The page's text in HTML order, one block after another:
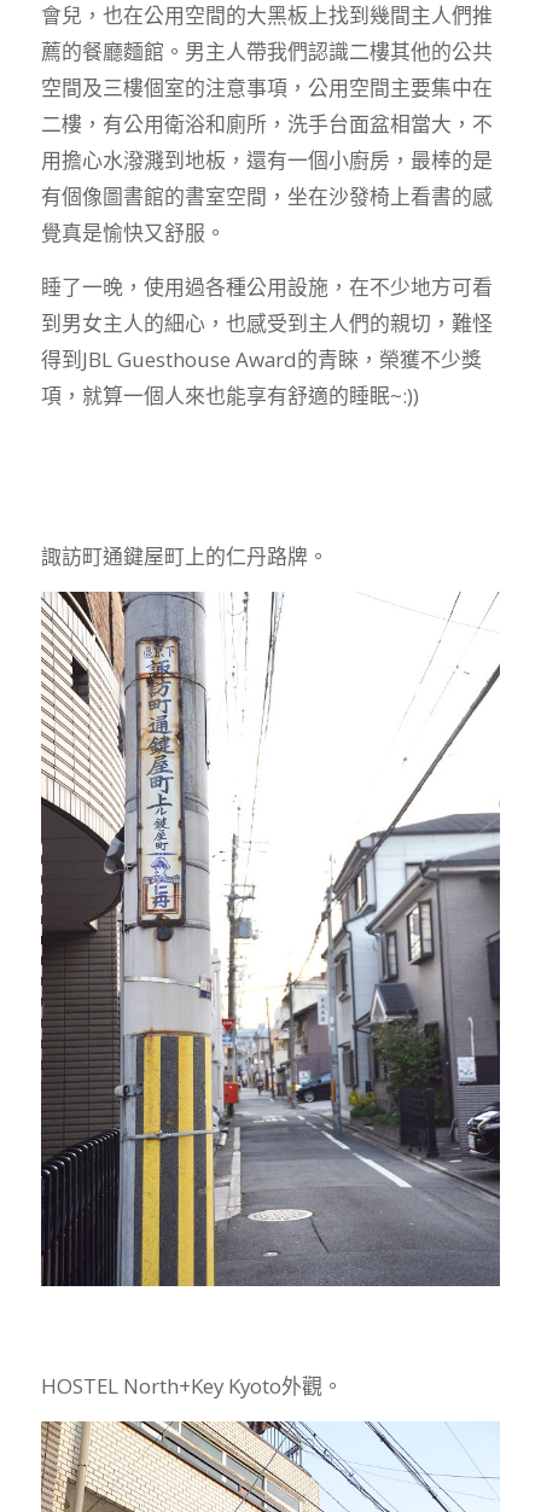
會兒，也在公用空間的大黑板上找到幾間主人們推
薦的餐廳麵館。男主人帶我們認識二樓其他的公共
空間及三樓個室的注意事項，公用空間主要集中在
二樓，有公用衛浴和廁所，洗手台面盆相當大，不
用擔心水潑濺到地板，還有一個小廚房，最棒的是
有個像圖書館的書室空間，坐在沙發椅上看書的感
覺真是愉快又舒服。
睡了一晚，使用過各種公用設施，在不少地方可看
到男女主人的細心，也感受到主人們的親切，難怪
得到JBL Guesthouse Award的青睞，榮獲不少獎
項，就算一個人來也能享有舒適的睡眠~:))
諏訪町通鍵屋町上的仁丹路牌。
HOSTEL North+Key Kyoto外觀。